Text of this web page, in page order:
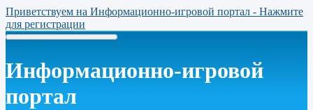
Приветствуем на Информационно-игровой портал - Нажмите
для регистрации
Информационно-игровой
портал